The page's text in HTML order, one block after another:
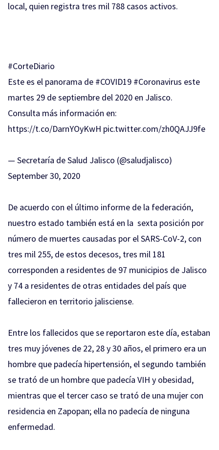
local, quien registra tres mil 788 casos activos.
#CorteDiario
Este es el panorama de #COVID19 #Coronavirus este
martes 29 de septiembre del 2020 en Jalisco.
Consulta más información en:
https://t.co/DarnYOyKwH pic.twitter.com/zh0QAJJ9fe
— Secretaría de Salud Jalisco (@saludjalisco)
September 30, 2020
De acuerdo con el último informe de la federación,
nuestro estado también está en la sexta posición por
número de muertes causadas por el SARS-CoV-2, con
tres mil 255, de estos decesos, tres mil 181
corresponden a residentes de 97 municipios de Jalisco
y 74 a residentes de otras entidades del país que
fallecieron en territorio jalisciense.
Entre los fallecidos que se reportaron este día, estaban
tres muy jóvenes de 22, 28 y 30 años, el primero era un
hombre que padecía hipertensión, el segundo también
se trató de un hombre que padecía VIH y obesidad,
mientras que el tercer caso se trató de una mujer con
residencia en Zapopan; ella no padecía de ninguna
enfermedad.